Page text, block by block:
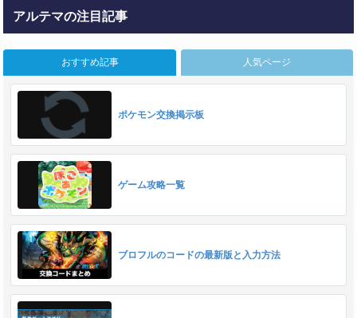
アルテマの注目記事
おすすめ記事 人気ページ
ポケモン交換掲示板
ゲーム攻略一覧
ブロフルのコードの最新版と入力方法